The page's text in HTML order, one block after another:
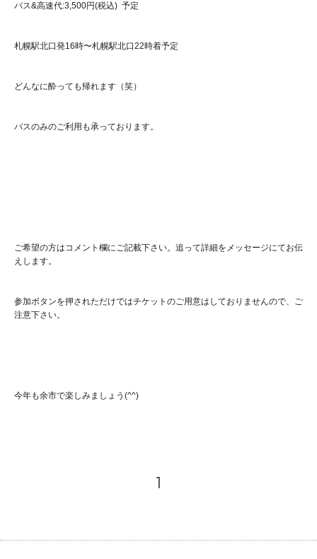
バス&高速代:3,500円(税込)  予定
札幌駅北口発16時〜札幌駅北口22時着予定
どんなに酔っても帰れます（笑）
バスのみのご利用も承っております。
ご希望の方はコメント欄にご記載下さい。追って詳細をメッセージにてお伝
えします。
参加ボタンを押されただけではチケットのご用意はしておりませんので、ご
注意下さい。
今年も余市で楽しみましょう(^^)
1